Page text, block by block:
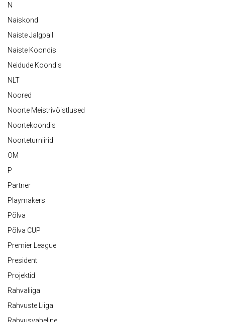
N
Naiskond
Naiste Jalgpall
Naiste Koondis
Neidude Koondis
NLT
Noored
Noorte Meistrivõistlused
Noortekoondis
Noorteturniirid
OM
P
Partner
Playmakers
Põlva
Põlva CUP
Premier League
President
Projektid
Rahvaliiga
Rahvuste Liiga
Rahvusvaheline